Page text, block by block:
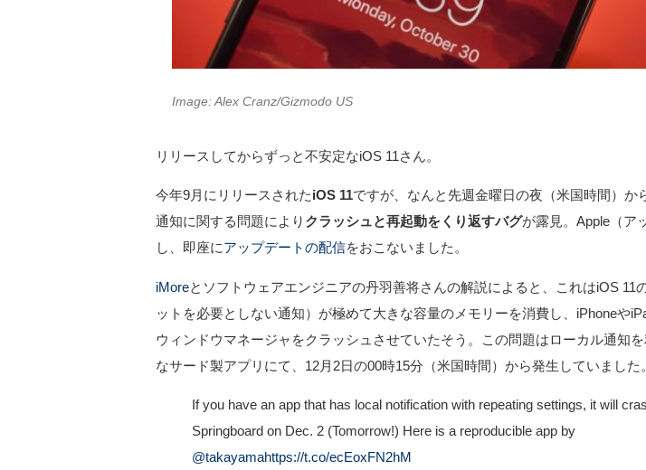
Image: Alex Cranz/Gizmodo US
リリースしてからずっと不安定なiOS 11さん。
今年9月にリリースされたiOS 11ですが、なんと先週金曜日の夜（米国時間）か
通知に関する問題により クラッシュと再起動をくり返すバグが露見。Apple（ア
し、即座にアップデートの配信をおこないました。
iMoreとソフトウェアエンジニアの丹羽善将さんの解説によると、これはiOS 11
ットを必要としない通知）が極めて大きな容量のメモリーを消費し、iPhoneや
ウィンドウマネージャをクラッシュさせていたそう。この問題はローカル通知
なサード製アプリにて、12月2日の00時15分（米国時間）から発生していました。
If you have an app that has local notification with repeating settings, it will
Springboard on Dec. 2 (Tomorrow!) Here is a reproducible app by
@takayamahttps://t.co/ecEoxFN2hM